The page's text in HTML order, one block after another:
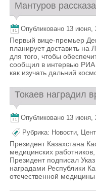
Мантуров
Опубликовано 13 июня,
Первый вице-премьер
планирует доставить
для того, чтобы
сообщил в интервью
как изучать дальний
Токаев наградил
Опубликовано 13 июня,
Рубрика: Новости,
Президент Казахстана
медицинских
Президент подписал
наградами Республики
отечественной